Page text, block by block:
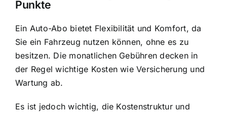
Punkte
Ein Auto-Abo bietet Flexibilität und Komfort, da
Sie ein Fahrzeug nutzen können, ohne es zu
besitzen. Die monatlichen Gebühren decken in
der Regel wichtige Kosten wie Versicherung und
Wartung ab.
Es ist jedoch wichtig, die Kostenstruktur und